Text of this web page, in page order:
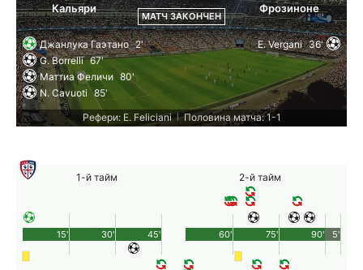
Кальяри
МАТЧ ЗАКОНЧЕН
Фрозиноне
Джанлука Гаэтано 2'
G. Borrelli 67'
Маттиа Феличи 80'
N. Cavuoti 85'
E. Vergani 36'
Рефери: E. Feliciani | Половина матча: 1-1
1-й тайм
45'
15' 30'
2-й тайм
90'
60' 75' 5'